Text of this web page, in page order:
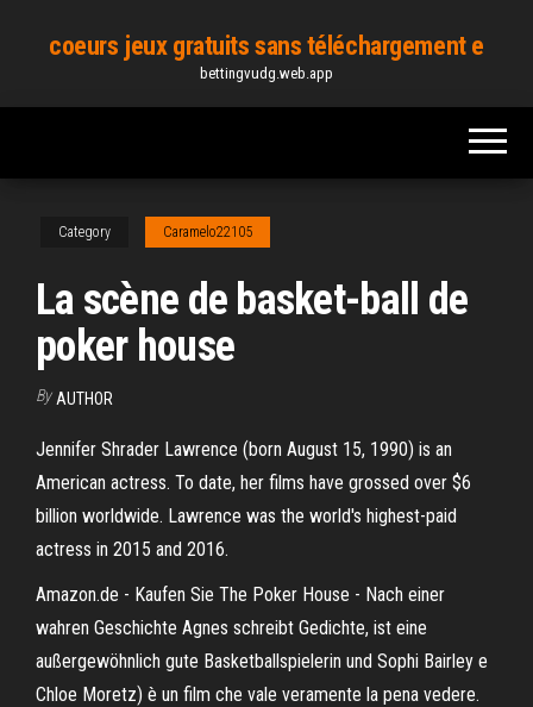
content
coeurs jeux gratuits sans téléchargement e
bettingvudg.web.app
Category Caramelo22105
La scène de basket-ball de
poker house
By AUTHOR
Jennifer Shrader Lawrence (born August 15, 1990) is an
American actress. To date, her films have grossed over $6
billion worldwide. Lawrence was the world's highest-paid
actress in 2015 and 2016.
Amazon.de - Kaufen Sie The Poker House - Nach einer
wahren Geschichte Agnes schreibt Gedichte, ist eine
außergewöhnlich gute Basketballspielerin und Sophi Bairley e
Chloe Moretz) è un film che vale veramente la pena vedere.